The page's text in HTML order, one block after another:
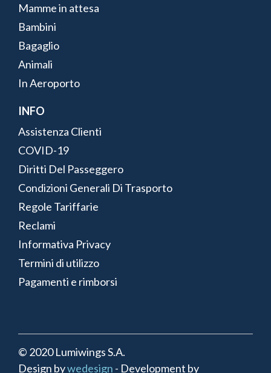
Mamme in attesa
Bambini
Bagaglio
Animali
In Aeroporto
INFO
Assistenza Clienti
COVID-19
Diritti Del Passeggero
Condizioni Generali Di Trasporto
Regole Tariffarie
Reclami
Informativa Privacy
Termini di utilizzo
Pagamenti e rimborsi
© 2020 Lumiwings S.A.
Design bywedesign - Development by